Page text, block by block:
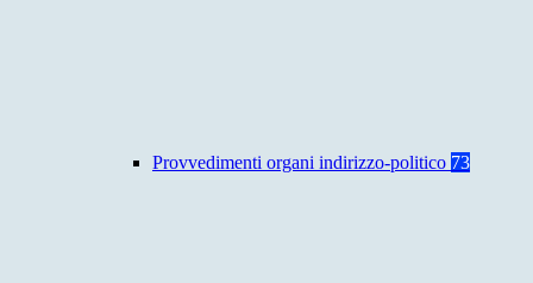
Provvedimenti organi indirizzo-politico 73